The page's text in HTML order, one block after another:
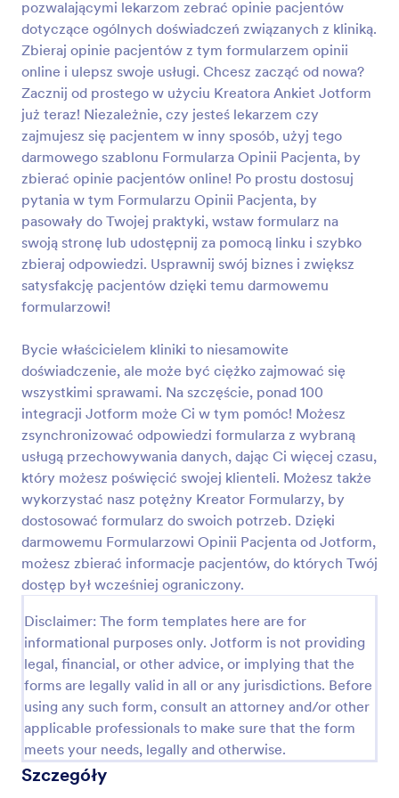
pozwalającymi lekarzom zebrać opinie pacjentów
dotyczące ogólnych doświadczeń związanych z kliniką.
Zbieraj opinie pacjentów z tym formularzem opinii
online i ulepsz swoje usługi. Chcesz zacząć od nowa?
Zacznij od prostego w użyciu Kreatora Ankiet Jotform
już teraz! Niezależnie, czy jesteś lekarzem czy
zajmujesz się pacjentem w inny sposób, użyj tego
darmowego szablonu Formularza Opinii Pacjenta, by
zbierać opinie pacjentów online! Po prostu dostosuj
pytania w tym Formularzu Opinii Pacjenta, by
pasowały do Twojej praktyki, wstaw formularz na
swoją stronę lub udostępnij za pomocą linku i szybko
zbieraj odpowiedzi. Usprawnij swój biznes i zwiększ
satysfakcję pacjentów dzięki temu darmowemu
formularzowi!
Bycie właścicielem kliniki to niesamowite
doświadczenie, ale może być ciężko zajmować się
wszystkimi sprawami. Na szczęście, ponad 100
integracji Jotform może Ci w tym pomóc! Możesz
zsynchronizować odpowiedzi formularza z wybraną
usługą przechowywania danych, dając Ci więcej czasu,
który możesz poświęcić swojej klienteli. Możesz także
wykorzystać nasz potężny Kreator Formularzy, by
dostosować formularz do swoich potrzeb. Dzięki
darmowemu Formularzowi Opinii Pacjenta od Jotform,
możesz zbierać informacje pacjentów, do których Twój
dostęp był wcześniej ograniczony.
Disclaimer: The form templates here are for
informational purposes only. Jotform is not providing
legal, financial, or other advice, or implying that the
forms are legally valid in all or any jurisdictions. Before
using any such form, consult an attorney and/or other
applicable professionals to make sure that the form
meets your needs, legally and otherwise.
Szczegóły
ankiet możesz zrobić to już teraz!
Podgląd
Ankieta Satysfakcji Pracownika
Ankieta satysfakcji pracownika jest przeznaczona
dla menedżerów lub pracowników działów HR i
służy do zbierania opinii pracowników na temat
miejsca pracy. Dzięki darmowej ankiecie satysfakcji
pracownika Jotform, możesz zbierać odpowiedzi na
ankietę przez Internet z dowolnego urządzenia!
Dostosuj szablon, wstaw na stronę internetową lub
udostępnij przy pomocy linku i wyświetlaj
odpowiedzi na swoim bezpiecznym koncie Jotform.
Możesz następnie wygenerować szczegółowe
raporty przy pomocy Kreatora Raportów Jotform,
lub automatycznie przekształcić każdą z odpowiedzi
w dokument PDF. Ten szablon ankiety satysfakcji
pracownika zawiera pytania, które pozwolą Ci
poznać opinie pracowników - jeśli jednak chcesz
dodać także własne pytania, przesłać swoje logo lub
zmienić wygląd ankiety, możesz to zrobić kilkoma
kliknięciami i bez pisania kodu w Kreatorze
Formularzy Jotform. Możesz również
Go to Category:
Szablony ankiet
Użyj szablonu
Podgląd